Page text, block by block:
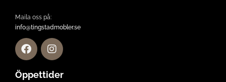
Maila oss på:
info@tingstadmobler.se
Öppettider